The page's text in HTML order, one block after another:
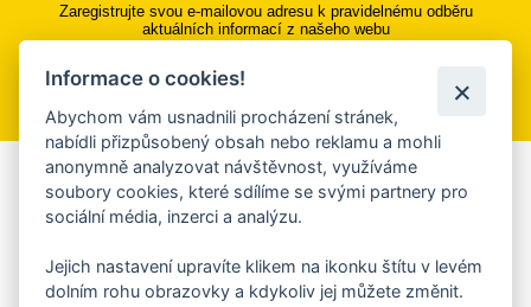
Zaregistrujte svou e-mailovou adresu k pravidelnému odběru
aktuálních informací z našeho webu
Přihlásit se k odběru
Aplikace Mobilní rozhlas
Chcete dostávat do svého mobilu či mailu upozornění na
ankety, pozvánky na kulturní a sportovní akce?
Informace o cookies!
Abychom vám usnadnili procházení stránek,
nabídli přizpůsobený obsah nebo reklamu a mohli
anonymně analyzovat návštěvnost, využíváme
soubory cookies, které sdílíme se svými partnery pro
sociální média, inzerci a analýzu.
Jejich nastavení upravíte klikem na ikonku štítu v levém
dolním rohu obrazovky a kdykoliv jej můžete změnit.